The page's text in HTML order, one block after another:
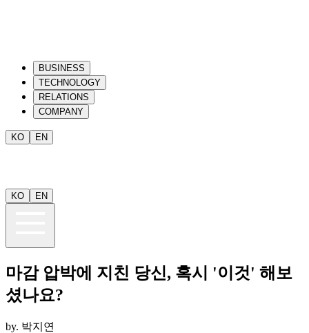
BUSINESS
TECHNOLOGY
RELATIONS
COMPANY
KO EN
KO EN
마감 압박에 지친 당신, 혹시 '이것' 해보
셨나요?
by. 박지연